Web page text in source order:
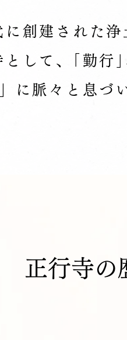
創建された浄
として、｢勤行
に脈々と息づ
正行寺の